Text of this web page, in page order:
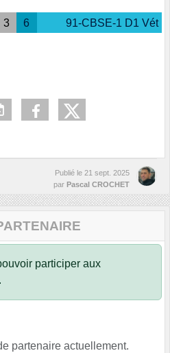
3 6 91-CBSE-1 D1 Vét
Publié le 21 sept. 2025
par Pascal CROCHET
participer aux
partenaire actuellement.